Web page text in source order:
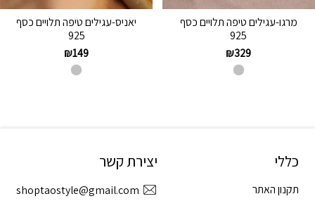
מרגו-עגילים טיפה תלויים כסף
925
₪329
יאניס-עגילים טיפה תלויים כסף
925
₪149
כללי
תקנון האתר
יצירת קשר
shoptaostyle@gmail.com